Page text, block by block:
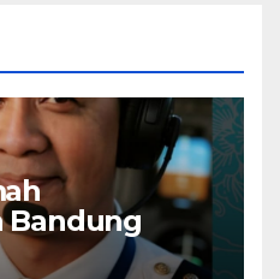
Bandung